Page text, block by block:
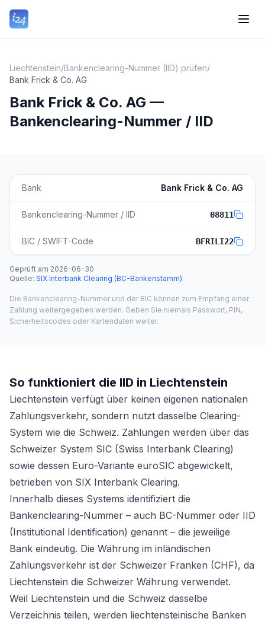
Liechtenstein/Bankenclearing-Nummer (IID) prüfen/
Bank Frick & Co. AG
Bank Frick & Co. AG —
Bankenclearing-Nummer / IID
Bank Bank Frick & Co. AG
Bankenclearing-Nummer / IID 08811
BIC / SWIFT-Code BFRILI22
Geprüft am 2026-06-30·
Quelle: SIX Interbank Clearing (BC-Bankenstamm)
Die Bankenclearing-Nummer und der BIC können zum Empfang einer
Zahlung weitergegeben werden. Geben Sie niemals Passwort, PIN,
Sicherheitscodes oder Kartendaten weiter.
So funktioniert die IID in Liechtenstein
Liechtenstein verfügt über keinen eigenen nationalen
Zahlungsverkehr, sondern nutzt dasselbe Clearing-
System wie die Schweiz. Zahlungen werden über das
Schweizer System SIC (Swiss Interbank Clearing)
sowie dessen Euro-Variante euroSIC abgewickelt,
betrieben von SIX Interbank Clearing.
Innerhalb dieses Systems identifiziert die
Bankenclearing-Nummer – auch BC-Nummer oder IID
(Institutional Identification) genannt – die jeweilige
Bank eindeutig. Die Währung im inländischen
Zahlungsverkehr ist der Schweizer Franken (CHF), da
Liechtenstein die Schweizer Währung verwendet.
Weil Liechtenstein und die Schweiz dasselbe
Verzeichnis teilen, werden liechtensteinische Banken